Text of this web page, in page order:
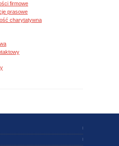
firmowe
prasowe
charytatywna